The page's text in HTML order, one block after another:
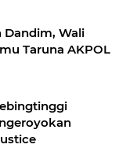
Dandim, Wali
Taruna AKPOL